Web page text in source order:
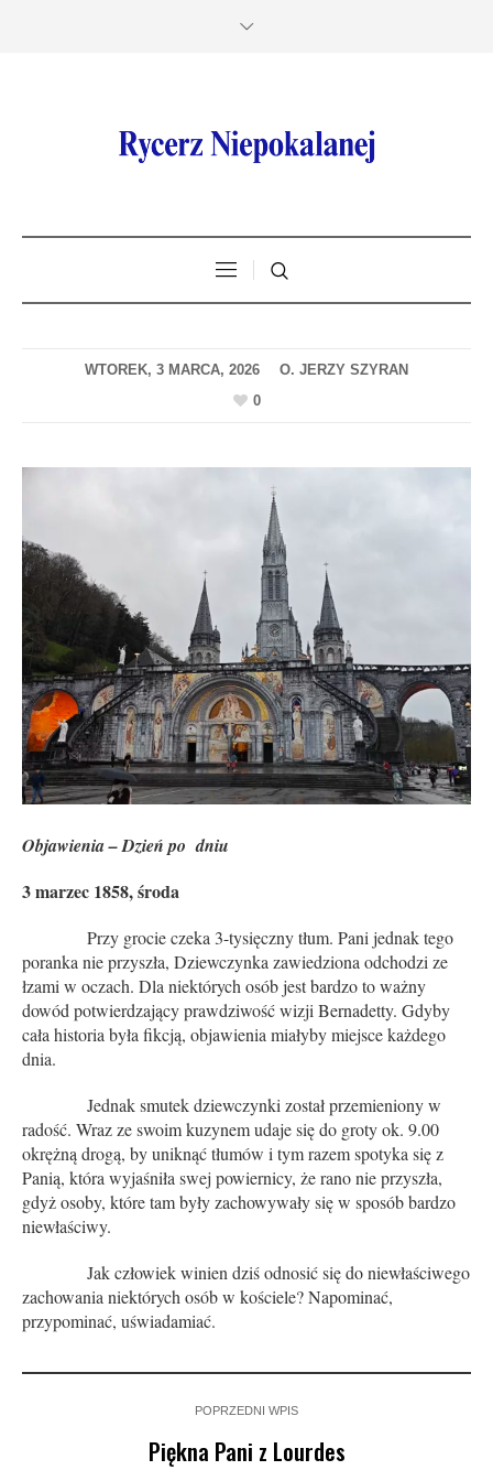
WTOREK, 3 MARCA, 2026
0
Objawienia – Dzień po dniu
3 marzec 1858, środa
Przy grocie czeka 3-tysięczny tłum. Pani jednak tego
poranka nie przyszła, Dziewczynka zawiedziona odchodzi ze
łzami w oczach. Dla niektórych osób jest bardzo to ważny
dowód potwierdzający prawdziwość wizji Bernadetty. Gdyby
cała historia była fikcją, objawienia miałyby miejsce każdego
dnia.
Jednak smutek dziewczynki został przemieniony w
radość. Wraz ze swoim kuzynem udaje się do groty ok. 9.00
okrężną drogą, by uniknąć tłumów i tym razem spotyka się z
Panią, która wyjaśniła swej powiernicy, że rano nie przyszła,
gdyż osoby, które tam były zachowywały się w sposób bardzo
niewłaściwy.
Jak człowiek winien dziś odnosić się do niewłaściwego
zachowania niektórych osób w kościele? Napominać,
przypominać, uświadamiać.
POPRZEDNI WPIS
Piękna Pani z Lourdes